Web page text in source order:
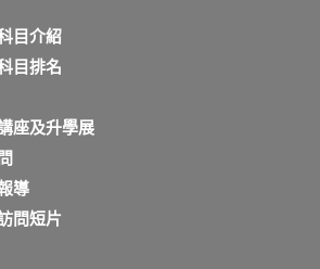
目介紹
目排名
座及升學展
導
問短片